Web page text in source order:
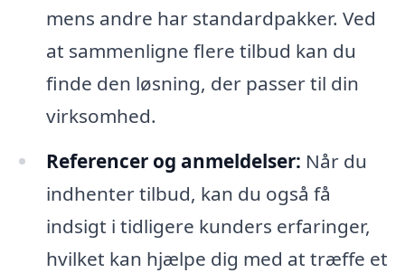
mens andre har standardpakker. Ved
at sammenligne flere tilbud kan du
finde den løsning, der passer til din
virksomhed.
Referencer og anmeldelser: Når du
indhenter tilbud, kan du også få
indsigt i tidligere kunders erfaringer,
hvilket kan hjælpe dig med at træffe et